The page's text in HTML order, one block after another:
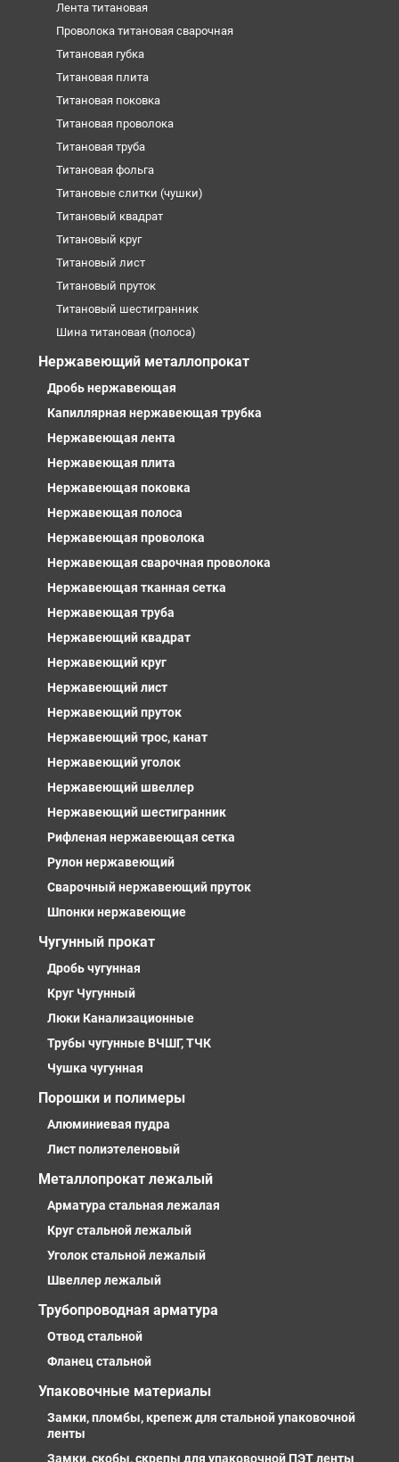
Лента титановая
Проволока титановая сварочная
Титановая губка
Титановая плита
Титановая поковка
Титановая проволока
Титановая труба
Титановая фольга
Титановые слитки (чушки)
Титановый квадрат
Титановый круг
Титановый лист
Титановый пруток
Титановый шестигранник
Шина титановая (полоса)
Нержавеющий металлопрокат
Дробь нержавеющая
Капиллярная нержавеющая трубка
Нержавеющая лента
Нержавеющая плита
Нержавеющая поковка
Нержавеющая полоса
Нержавеющая проволока
Нержавеющая сварочная проволока
Нержавеющая тканная сетка
Нержавеющая труба
Нержавеющий квадрат
Нержавеющий круг
Нержавеющий лист
Нержавеющий пруток
Нержавеющий трос, канат
Нержавеющий уголок
Нержавеющий швеллер
Нержавеющий шестигранник
Рифленая нержавеющая сетка
Рулон нержавеющий
Сварочный нержавеющий пруток
Шпонки нержавеющие
Чугунный прокат
Дробь чугунная
Круг Чугунный
Люки Канализационные
Трубы чугунные ВЧШГ, ТЧК
Чушка чугунная
Порошки и полимеры
Алюминиевая пудра
Лист полиэтеленовый
Металлопрокат лежалый
Арматура стальная лежалая
Круг стальной лежалый
Уголок стальной лежалый
Швеллер лежалый
Трубопроводная арматура
Отвод стальной
Фланец стальной
Упаковочные материалы
Замки, пломбы, крепеж для стальной упаковочной
ленты
Замки, скобы, скрепы для упаковочной ПЭТ ленты